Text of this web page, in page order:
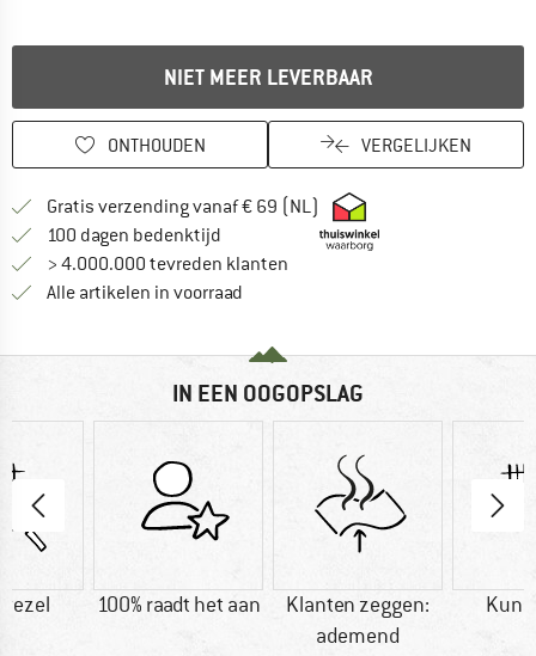
NIET MEER LEVERBAAR
ONTHOUDEN VERGELIJKEN
Gratis verzending vanaf € 69 (NL) Vind hier de
100 dagen bedenktijd Vind de betalingsinformatie hier!
> 4.000.000 tevreden klanten
Alle artikelen in voorraad
IN EEN OOGOPSLAG
100% raadt het aan
Klanten zeggen:
ademend